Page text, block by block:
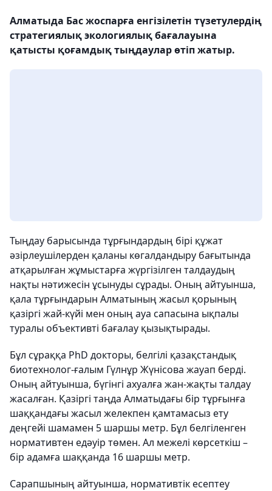
Алматыда Бас жоспарға енгізілетін түзетулердің
стратегиялық экологиялық бағалауына
қатысты қоғамдық тыңдаулар өтіп жатыр.
Тыңдау барысында тұрғындардың бірі құжат
әзірлеушілерден қаланы көгалдандыру бағытында
атқарылған жұмыстарға жүргізілген талдаудың
нақты нәтижесін ұсынуды сұрады. Оның айтуынша,
қала тұрғындарын Алматының жасыл қорының
қазіргі жай-күйі мен оның ауа сапасына ықпалы
туралы объективті бағалау қызықтырады.
Бұл сұраққа PhD докторы, белгілі қазақстандық
биотехнолог-ғалым Гүлнұр Жүнісова жауап берді.
Оның айтуынша, бүгінгі ахуалға жан-жақты талдау
жасалған. Қазіргі таңда Алматыдағы бір тұрғынға
шаққандағы жасыл желекпен қамтамасыз ету
деңгейі шамамен 5 шаршы метр. Бұл белгіленген
нормативтен едәуір төмен. Ал межелі көрсеткіш –
бір адамға шаққанда 16 шаршы метр.
Сарапшының айтуынша, нормативтік есептеу